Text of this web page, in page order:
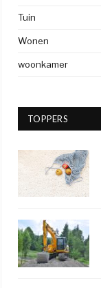
Tuin
Wonen
woonkamer
TOPPERS